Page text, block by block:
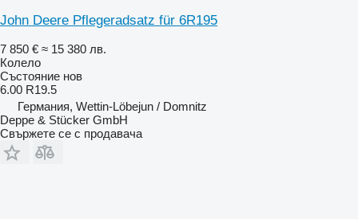
John Deere Pflegeradsatz für 6R195
7 850 € ≈ 15 380 лв.
Колело
Състояние нов
6.00 R19.5
Германия, Wettin-Löbejun / Domnitz
Deppe & Stücker GmbH
Свържете се с продавача